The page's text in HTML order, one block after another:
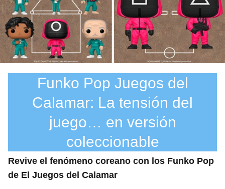
Funko Pop Juegos del
Calamar: La tensión del
juego… en versión
coleccionable
Revive el fenómeno coreano con los Funko Pop
de El Juegos del Calamar